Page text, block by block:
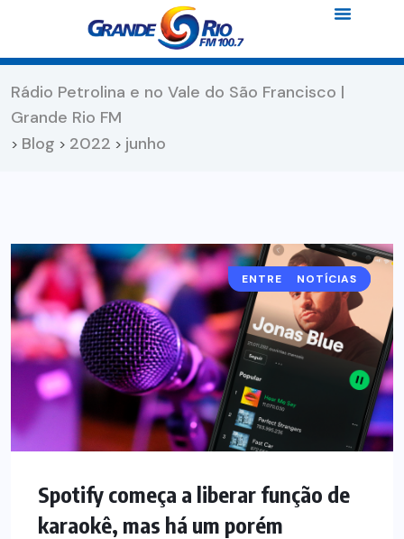
Rádio Petrolina e no Vale do São Francisco |
Grande Rio FM
> Blog > 2022 > junho
ENTRETENIMENTO
NOTÍCIAS
Spotify começa a liberar função de
karaokê, mas há um porém